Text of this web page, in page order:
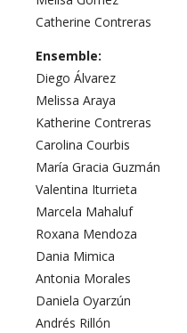
Catherine Contreras
Ensemble:
Diego Álvarez
Melissa Araya
Katherine Contreras
Carolina Courbis
María Gracia Guzmán
Valentina Iturrieta
Marcela Mahaluf
Roxana Mendoza
Dania Mimica
Antonia Morales
Daniela Oyarzún
Andrés Rillón